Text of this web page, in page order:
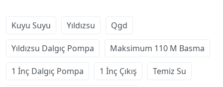
Kuyu Suyu Yıldızsu Qgd
Yıldızsu Dalgıç Pompa Maksimum 110 M Basma
1 İnç Dalgıç Pompa 1 İnç Çıkış Temiz Su